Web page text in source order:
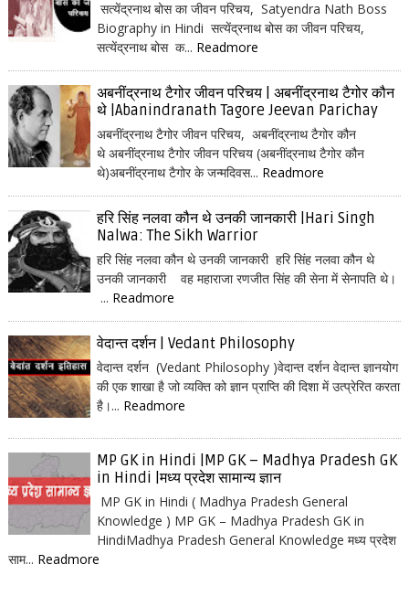
सत्येंद्रनाथ बोस का जीवन परिचय, Satyendra Nath Boss
Biography in Hindi सत्येंद्रनाथ बोस का जीवन परिचय,
सत्येंद्रनाथ बोस क... Readmore
अबनींद्रनाथ टैगोर जीवन परिचय | अबनींद्रनाथ टैगोर कौन
थे |Abanindranath Tagore Jeevan Parichay
अबनींद्रनाथ टैगोर जीवन परिचय, अबनींद्रनाथ टैगोर कौन
थे अबनींद्रनाथ टैगोर जीवन परिचय (अबनींद्रनाथ टैगोर कौन
थे)अबनींद्रनाथ टैगोर के जन्मदिवस... Readmore
हरि सिंह नलवा कौन थे उनकी जानकारी |Hari Singh
Nalwa: The Sikh Warrior
हरि सिंह नलवा कौन थे उनकी जानकारी हरि सिंह नलवा कौन थे
उनकी जानकारी वह महाराजा रणजीत सिंह की सेना में सेनापति थे।
... Readmore
वेदान्त दर्शन | Vedant Philosophy
वेदान्त दर्शन (Vedant Philosophy )वेदान्त दर्शन वेदान्त ज्ञानयोग
की एक शाखा है जो व्यक्ति को ज्ञान प्राप्ति की दिशा में उत्प्रेरित करता
है।... Readmore
MP GK in Hindi |MP GK – Madhya Pradesh GK
in Hindi |मध्य प्रदेश सामान्य ज्ञान
MP GK in Hindi ( Madhya Pradesh General
Knowledge ) MP GK – Madhya Pradesh GK in
HindiMadhya Pradesh General Knowledge मध्य प्रदेश
साम... Readmore